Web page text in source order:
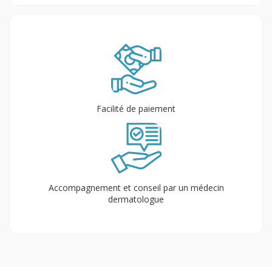
Facilité de paiement
Accompagnement et conseil par un médecin
dermatologue